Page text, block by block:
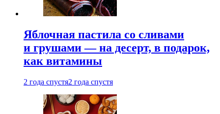
Яблочная пастила со сливами
и грушами — на десерт, в подарок,
как витамины
2 года спустя2 года спустя